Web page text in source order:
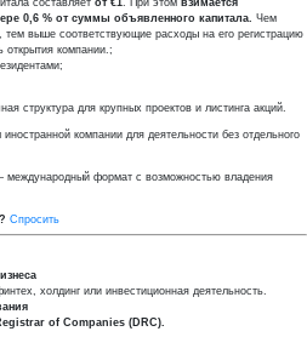
составляет от €1. При этом взимается
0,6 % от суммы объявленного капитала. Чем
тем выше соответствующие расходы на его регистрацию
компании.;
структура для крупных проектов и листинга акций.
компании для деятельности без отдельного
международный формат с возможностью владения
Спросить
холдинг или инвестиционная деятельность.
of Companies (DRC).